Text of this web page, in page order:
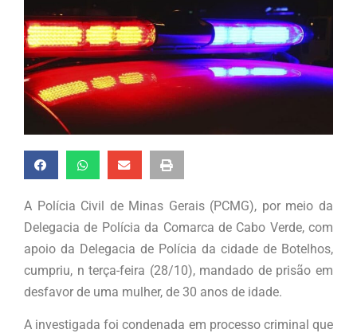
A Polícia Civil de Minas Gerais (PCMG), por meio da
Delegacia de Polícia da Comarca de Cabo Verde, com
apoio da Delegacia de Polícia da cidade de Botelhos,
cumpriu, n terça-feira (28/10), mandado de prisão em
desfavor de uma mulher, de 30 anos de idade.
A investigada foi condenada em processo criminal que